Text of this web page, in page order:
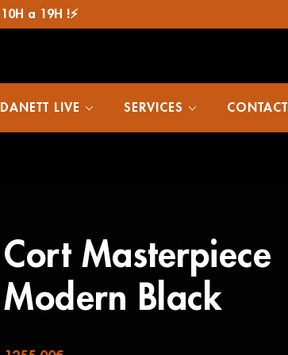
a 19H !⚡
DANETT LIVE SERVICES CONTACT
Cort Masterpiece
Modern Black